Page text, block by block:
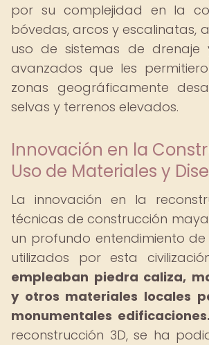
por su complejidad en la
bóvedas, arcos y escalinatas,
uso de sistemas de drenaje
avanzados que les
zonas geográficamente
selvas y terrenos elevados.
Innovación en la
Uso de Materiales y
La innovación en la
técnicas de construcción
un profundo entendimiento
utilizados por esta
empleaban piedra caliza,
y otros materiales locales
monumentales edificaciones.
reconstrucción 3D, se ha